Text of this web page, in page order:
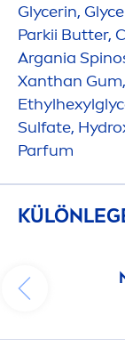
Glycerin,
Parkii Butter,
Argania
Xanthan Gum,
Sulfate, Hydro
Parfum